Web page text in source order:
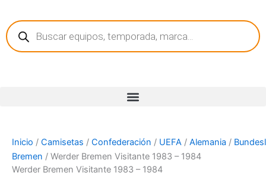
contenido
Búsqueda
de
productos
Inicio / Camisetas / Confederación / UEFA / Alemania /
Bremen / Werder Bremen Visitante 1983 – 1984
Werder Bremen Visitante 1983 – 1984